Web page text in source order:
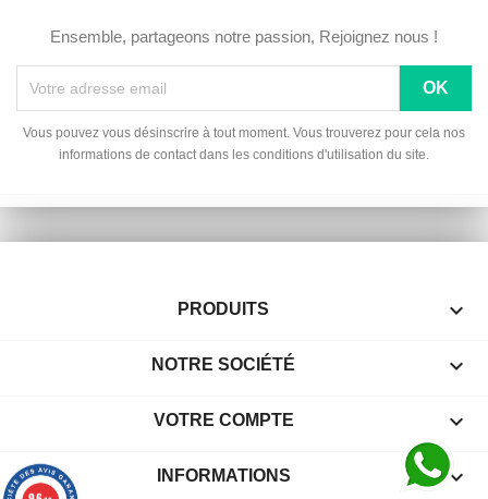
Ensemble, partageons notre passion, Rejoignez nous !
Vous pouvez vous désinscrire à tout moment. Vous trouverez pour cela nos
informations de contact dans les conditions d'utilisation du site.
PRODUITS 
NOTRE SOCIÉTÉ 
VOTRE COMPTE 
INFORMATIONS keyboard_arrow_down